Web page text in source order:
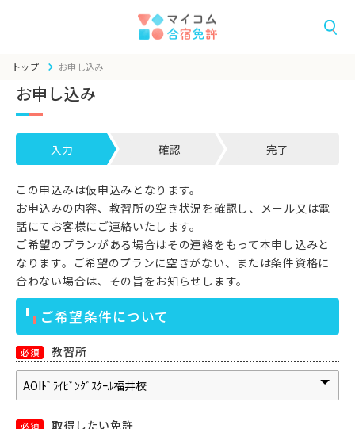
トップ お申し込み
お申し込み
入力 確認 完了
この申込みは仮申込みとなります。
お申込みの内容、教習所の空き状況を確認し、メール又は電
話にてお客様にご連絡いたします。
ご希望のプランがある場合はその連絡をもって本申し込みと
なります。ご希望のプランに空きがない、または条件資格に
合わない場合は、その旨をお知らせします。
ご希望条件について
必須 教習所
必須 取得したい免許